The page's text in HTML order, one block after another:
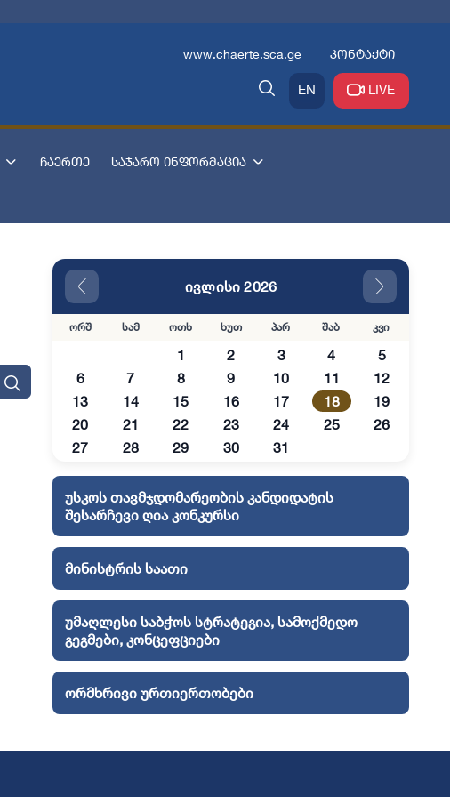
www.chaerte.sca.ge კონტაქტი
EN LIVE
ჩაერთე საჯარო ინფორმაცია
ივლისი 2026
ორშ სამ ოთხ ხუთ პარ შაბ კვი
1 2 3 4
5
6
7 8 9 10 11
12
13
14 15 16 17 18
19
20
21 22 23 24 25
26
27
28 29 30 31
უსკოს თავმჯდომარეობის კანდიდატის
შესარჩევი ღია კონკურსი
მინისტრის საათი
უმაღლესი საბჭოს სტრატეგია, სამოქმედო
გეგმები, კონცეფციები
ორმხრივი ურთიერთობები